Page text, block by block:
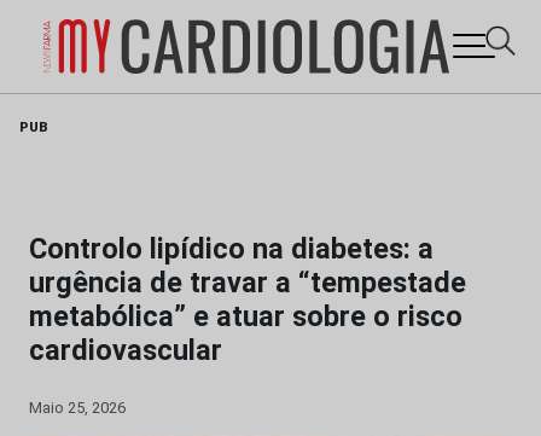
PUB
Controlo lipídico na diabetes: a
urgência de travar a “tempestade
metabólica” e atuar sobre o risco
cardiovascular
Maio 25, 2026